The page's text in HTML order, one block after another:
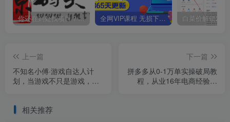
你还在到处找项目？还在当韭菜？我靠卖项目一个月收入5万+，曾经我也是个失败者。 全网VIP课程 无损下载~
上一篇
不知名小傅·游戏自达人计
划，​当游戏不只是游戏，利
下一篇
拼多多从0-1万单实操破局教
程，从业16年电商经验打
相关推荐